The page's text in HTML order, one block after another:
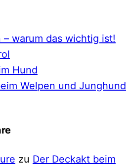
warum das wichtig ist!
Hund
Welpen und Junghund
zu Der Deckakt beim